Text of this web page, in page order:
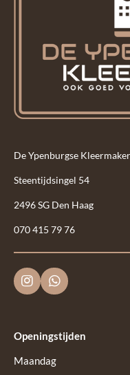
De Ypenburgse Kleermaker
Steentijdsingel 54
2496 SG Den Haag
070 415 79 76
I
n
a
r
W
h
s
p
Openingstijden
Maandag